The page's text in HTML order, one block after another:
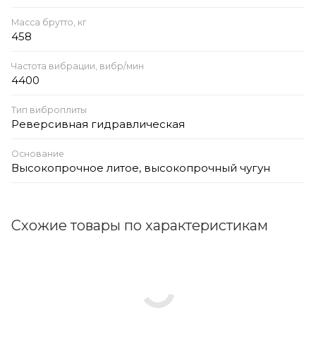
Масса брутто, кг
458
Частота вибрации, вибр/мин
4400
Тип виброплиты
Реверсивная гидравлическая
Основание
Высокопрочное литое, высокопрочный чугун
Схожие товары по характеристикам